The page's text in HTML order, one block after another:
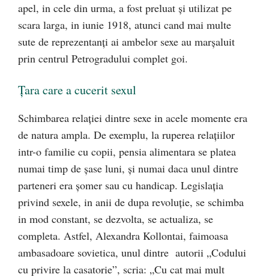
apel, in cele din urma, a fost preluat și utilizat pe
scara larga, in iunie 1918, atunci cand mai multe
sute de reprezentanți ai ambelor sexe au marșaluit
prin centrul Petrogradului complet goi.
Țara care a cucerit sexul
Schimbarea relației dintre sexe in acele momente era
de natura ampla. De exemplu, la ruperea relațiilor
intr-o familie cu copii, pensia alimentara se platea
numai timp de șase luni, și numai daca unul dintre
parteneri era șomer sau cu handicap. Legislația
privind sexele, in anii de dupa revoluție, se schimba
in mod constant, se dezvolta, se actualiza, se
completa. Astfel, Alexandra Kollontai, faimoasa
ambasadoare sovietica, unul dintre autorii „Codului
cu privire la casatorie”, scria: „Cu cat mai mult